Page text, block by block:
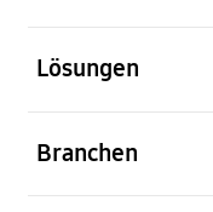
Lösungen
Branchen